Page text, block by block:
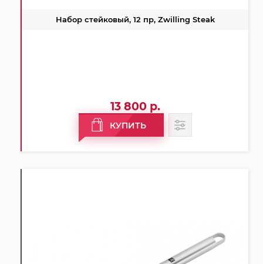
Набор стейковый, 12 пр, Zwilling Steak
13 800 р.
КУПИТЬ